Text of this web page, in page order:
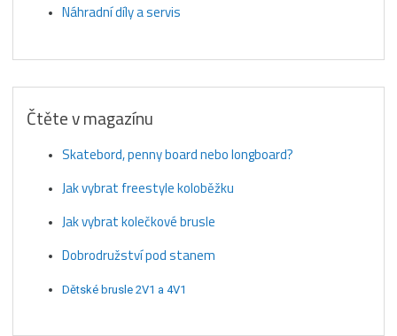
Náhradní díly a servis
Čtěte v magazínu
Skatebord, penny board nebo longboard?
Jak vybrat freestyle koloběžku
Jak vybrat kolečkové brusle
Dobrodružství pod stanem
Dětské brusle 2V1 a 4V1